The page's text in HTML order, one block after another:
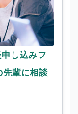
し込みフ
輩に相談